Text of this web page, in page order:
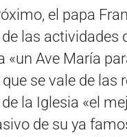
el papa
las actividades
«un Ave María
se vale de
la Iglesia «el
de su ya